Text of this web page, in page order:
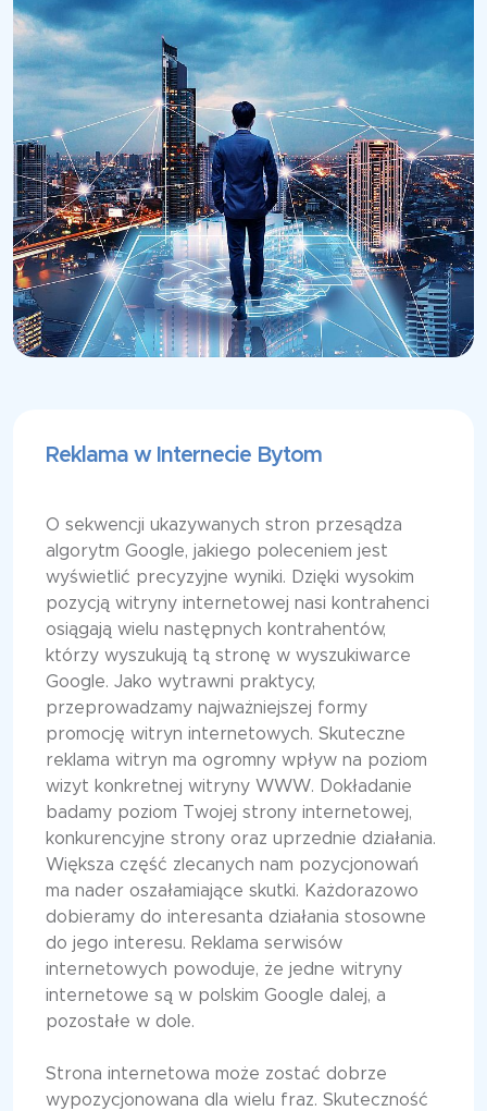
Reklama w Internecie Bytom
O sekwencji ukazywanych stron przesądza
algorytm Google, jakiego poleceniem jest
wyświetlić precyzyjne wyniki. Dzięki wysokim
pozycją witryny internetowej nasi kontrahenci
osiągają wielu następnych kontrahentów,
którzy wyszukują tą stronę w wyszukiwarce
Google. Jako wytrawni praktycy,
przeprowadzamy najważniejszej formy
promocję witryn internetowych. Skuteczne
reklama witryn ma ogromny wpływ na poziom
wizyt konkretnej witryny WWW. Dokładanie
badamy poziom Twojej strony internetowej,
konkurencyjne strony oraz uprzednie działania.
Większa część zlecanych nam pozycjonowań
ma nader oszałamiające skutki. Każdorazowo
dobieramy do interesanta działania stosowne
do jego interesu. Reklama serwisów
internetowych powoduje, że jedne witryny
internetowe są w polskim Google dalej, a
pozostałe w dole.
Strona internetowa może zostać dobrze
wypozycjonowana dla wielu fraz. Skuteczność